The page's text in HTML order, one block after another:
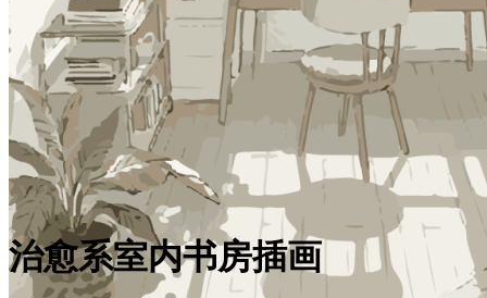
治愈系室内书房插画